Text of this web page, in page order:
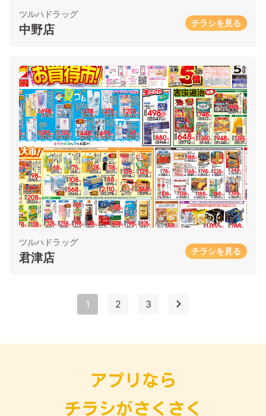
ツルハドラッグ
中野店 チラシを見る
ツルハドラッグ
君津店 チラシを見る
1 2 3